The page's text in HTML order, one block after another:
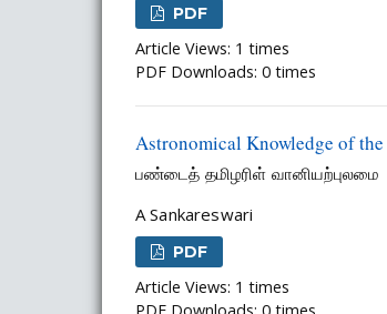
PDF
Article Views: 1 times
PDF Downloads: 0 times
Astronomical Knowledge of
பண்டைத் தமிழரிள் வானியற்புலமை
A Sankareswari
PDF
Article Views: 1 times